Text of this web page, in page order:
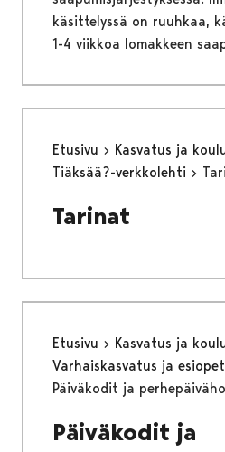
käsittelyssä on ruuhkaa,
1-4 viikkoa lomakkeen
Etusivu Kasvatus ja
Tiäksää?-verkkolehti
Tarinat
Etusivu
Kasvatus ja
Varhaiskasvatus ja
Päiväkodit ja
Päiväkodit ja